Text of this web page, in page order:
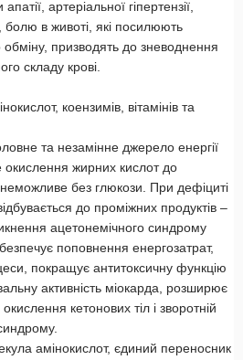
артеріальної гіпертензії,
в животі, які посилюють
призводять до зневоднення
складу крові.
коензимів, вітамінів та
та незамінне джерело енергії
окислення жирних кислот до
неможливе без глюкози. При дефіциті
до проміжних продуктів –
ацетонемічного синдрому
поповнення енергозатрат,
покращує антитоксичну функцію
активність міокарда, розширює
кетонових тіл і зворотній
амінокислот, єдиний переносник